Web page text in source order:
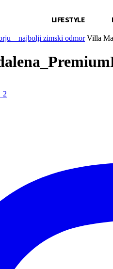
LIFESTYLE
– najbolji zimski odmor Villa